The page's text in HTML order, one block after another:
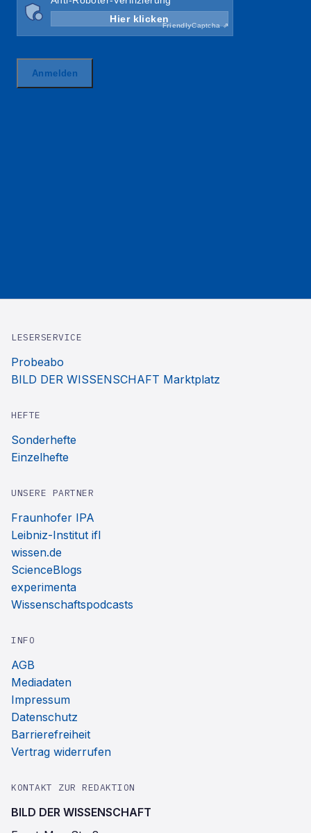
LESERSERVICE
Probeabo
BILD DER WISSENSCHAFT Marktplatz
HEFTE
Sonderhefte
Einzelhefte
UNSERE PARTNER
Fraunhofer IPA
Leibniz-Institut ifl
wissen.de
ScienceBlogs
experimenta
Wissenschaftspodcasts
INFO
AGB
Mediadaten
Impressum
Datenschutz
Barrierefreiheit
Vertrag widerrufen
KONTAKT ZUR REDAKTION
BILD DER WISSENSCHAFT